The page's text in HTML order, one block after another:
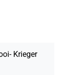
Krieger